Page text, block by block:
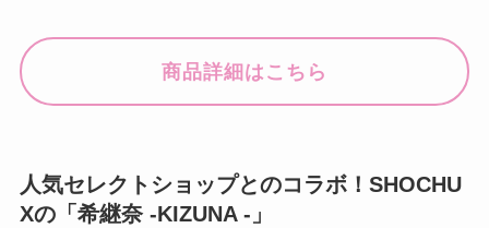
商品詳細はこちら
人気セレクトショップとのコラボ！SHOCHU
Xの「希継奈 -KIZUNA -」